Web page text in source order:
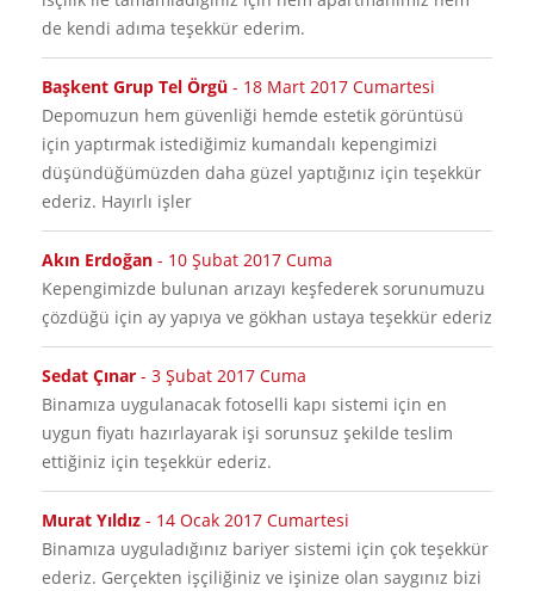
de kendi adıma teşekkür ederim.
Başkent Grup Tel Örgü - 18 Mart 2017 Cumartesi
Depomuzun hem güvenliği hemde estetik görüntüsü
için yaptırmak istediğimiz kumandalı kepengimizi
düşündüğümüzden daha güzel yaptığınız için teşekkür
ederiz. Hayırlı işler
Akın Erdoğan - 10 Şubat 2017 Cuma
Kepengimizde bulunan arızayı keşfederek sorunumuzu
çözdüğü için ay yapıya ve gökhan ustaya teşekkür ederiz
Sedat Çınar - 3 Şubat 2017 Cuma
binamıza uygulanacak fotoselli kapı sistemi için en
uygun fiyatı hazırlayarak işi sorunsuz şekilde teslim
ettiğiniz için teşekkür ederiz.
Murat Yıldız - 14 Ocak 2017 Cumartesi
Binamıza uyguladığınız bariyer sistemi için çok teşekkür
ederiz. Gerçekten işçiliğiniz ve işinize olan saygınız bizi